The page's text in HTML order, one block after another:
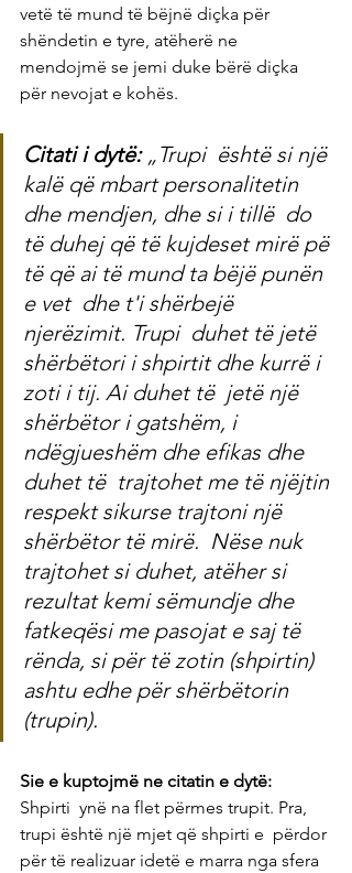
vetë të mund të bëjnë diçka për
shëndetin e tyre, atëherë ne
mendojmë se jemi duke bërë diçka
për nevojat e kohës.
Citati i dytë: „Trupi  është si një
kalë që mbart personalitetin
dhe mendjen, dhe si i tillë  do
të duhej që të kujdeset mirë pë
të që ai të mund ta bëjë punën
e vet  dhe t'i shërbejë
njerëzimit. Trupi  duhet të jetë
shërbëtori i shpirtit dhe kurrë i
zoti i tij. Ai duhet të  jetë një
shërbëtor i gatshëm, i
ndëgjueshëm dhe efikas dhe
duhet të  trajtohet me të njëjtin
respekt sikurse trajtoni një
shërbëtor të mirë.  Nëse nuk
trajtohet si duhet, atëher si
rezultat kemi sëmundje dhe
fatkeqësi me pasojat e saj të
rënda, si për të zotin (shpirtin)
ashtu edhe për shërbëtorin
(trupin).
Sie e kuptojmë ne citatin e dytë:
Shpirti  ynë na flet përmes trupit. Pra,
trupi është një mjet që shpirti e  përdor
për të realizuar idetë e marra nga sfera